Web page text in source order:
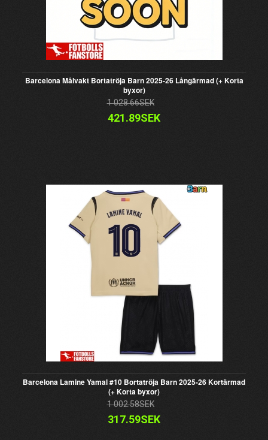
Barcelona Målvakt Bortatröja Barn 2025-26 Långärmad (+ Korta
byxor)
1 028.66SEK
421.89SEK
Barcelona Lamine Yamal #10 Bortatröja Barn 2025-26 Kortärmad
(+ Korta byxor)
1 002.58SEK
317.59SEK